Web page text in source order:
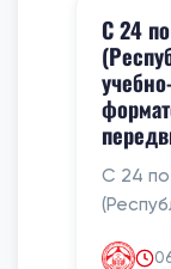
С 24
С 24